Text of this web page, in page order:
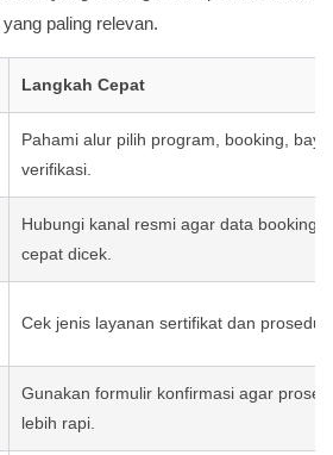
paling relevan.
Langkah Cepat
Pahami alur pilih program, booking,
verifikasi.
Hubungi kanal resmi agar data booking
cepat dicek.
Cek jenis layanan sertifikat dan
Gunakan formulir konfirmasi agar
lebih rapi.